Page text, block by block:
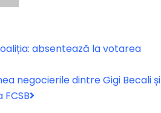
absentează la votarea
negocierile dintre Gigi Becali și